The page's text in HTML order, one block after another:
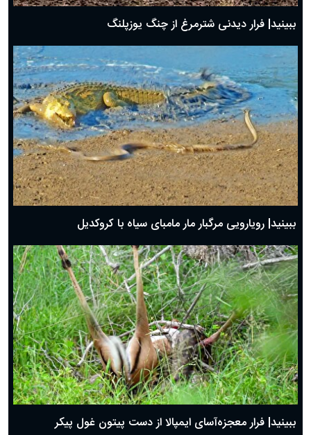
ببینید| فرار دیدنی شترمرغ از چنگ یوزپلنگ
ببینید| رویارویی مرگبار مار مامبای سیاه با کروکدیل
ببینید| فرار معجزه‌آسای ایمپالا از دست پیتون غول پیکر